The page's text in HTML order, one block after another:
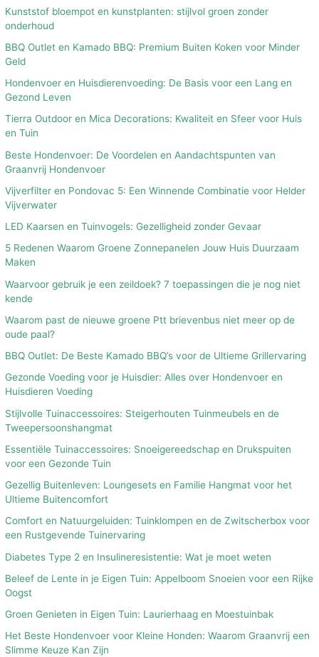
Kunststof bloempot en kunstplanten: stijlvol groen zonder
onderhoud
BBQ Outlet en Kamado BBQ: Premium Buiten Koken voor Minder
Geld
Hondenvoer en Huisdierenvoeding: De Basis voor een Lang en
Gezond Leven
Tierra Outdoor en Mica Decorations: Kwaliteit en Sfeer voor Huis
en Tuin
Beste Hondenvoer: De Voordelen en Aandachtspunten van
Graanvrij Hondenvoer
Vijverfilter en Pondovac 5: Een Winnende Combinatie voor Helder
Vijverwater
LED Kaarsen en Tuinvogels: Gezelligheid zonder Gevaar
5 Redenen Waarom Groene Zonnepanelen Jouw Huis Duurzaam
Maken
Waarvoor gebruik je een zeildoek? 7 toepassingen die je nog niet
kende
Waarom past de nieuwe groene Ptt brievenbus niet meer op de
oude paal?
BBQ Outlet: De Beste Kamado BBQ’s voor de Ultieme Grillervaring
Gezonde Voeding voor je Huisdier: Alles over Hondenvoer en
Huisdieren Voeding
Stijlvolle Tuinaccessoires: Steigerhouten Tuinmeubels en de
Tweepersoonshangmat
Essentiële Tuinaccessoires: Snoeigereedschap en Drukspuiten
voor een Gezonde Tuin
Gezellig Buitenleven: Loungesets en Familie Hangmat voor het
Ultieme Buitencomfort
Comfort en Natuurgeluiden: Tuinklompen en de Zwitscherbox voor
een Rustgevende Tuinervaring
Diabetes Type 2 en Insulineresistentie: Wat je moet weten
Beleef de Lente in je Eigen Tuin: Appelboom Snoeien voor een Rijke
Oogst
Groen Genieten in Eigen Tuin: Laurierhaag en Moestuinbak
Het Beste Hondenvoer voor Kleine Honden: Waarom Graanvrij een
Slimme Keuze Kan Zijn